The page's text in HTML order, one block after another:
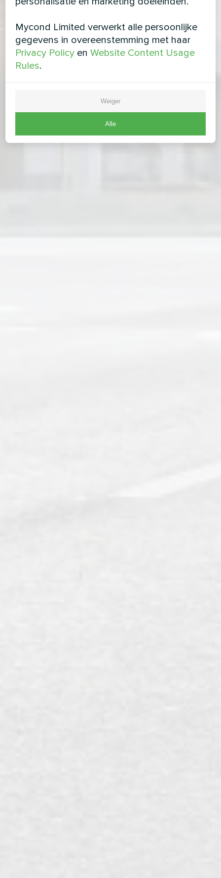
Mycond Limited verwerkt alle persoonlijke
gegevens in overeenstemming met haar
Privacy Policy enWebsite Content Usage
Rules.
Weiger
Alle